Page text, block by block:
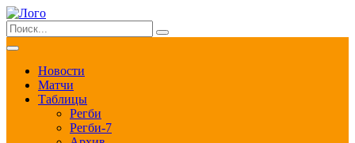
Новости
Матчи
Таблицы
Регби
Регби-7